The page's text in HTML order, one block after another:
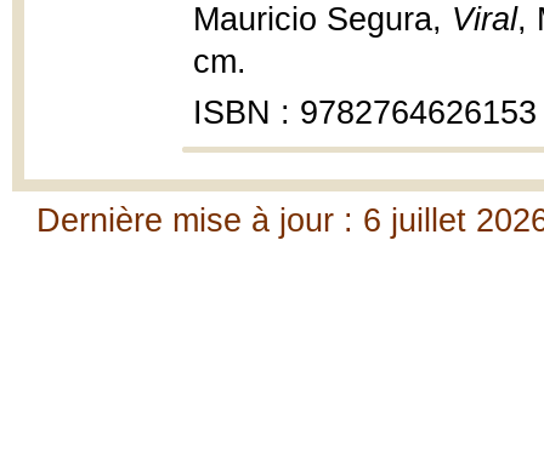
Mauricio Segura, Viral,
cm.
ISBN : 9782764626153
Dernière mise à jour : 6 juillet